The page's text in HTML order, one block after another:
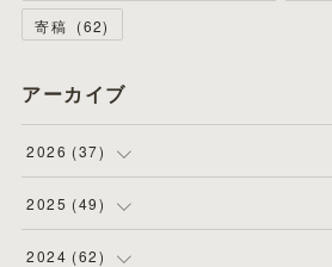
寄稿 (62)
アーカイブ
2026 (37)
(4)
(8)
2025 (49)
(3)
2024 (62)